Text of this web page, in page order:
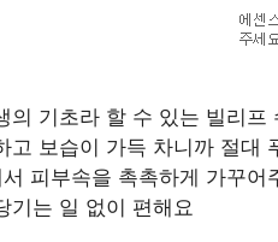
의 기초라 할 수 있는 빌리
고 보습이 가득 차니까 절대
피부속을 촉촉하게 가꾸
기는 일 없이 편해요